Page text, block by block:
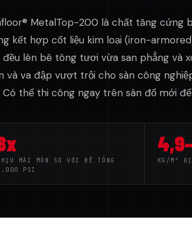
MetalTop-200 là chất tăng cứng
kết hợp cốt liệu kim loại (iron-
đều lên bê tông tươi vừa san phẳng và
và va đập vượt trội cho sàn công
Có thể thi công ngay trên sàn đổ mới
MÀI MÒN SO VỚI BÊ TÔNG
PSI
KG/M²